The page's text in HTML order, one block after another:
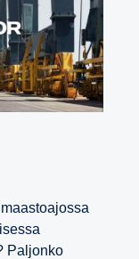
Paljonko